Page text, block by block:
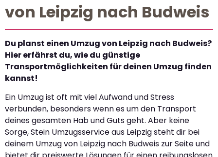
von Leipzig nach Budweis
Du planst einen Umzug von Leipzig nach Budweis?
Hier erfährst du, wie du günstige
Transportmöglichkeiten für deinen Umzug finden
kannst!
Ein Umzug ist oft mit viel Aufwand und Stress
verbunden, besonders wenn es um den Transport
deines gesamten Hab und Guts geht. Aber keine
Sorge, Stein Umzugsservice aus Leipzig steht dir bei
deinem Umzug von Leipzig nach Budweis zur Seite und